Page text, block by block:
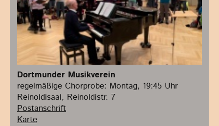
Dortmunder Musikverein
regelmäßige Chorprobe: Montag, 19:45 Uhr
Reinoldisaal, Reinoldistr. 7
Postanschrift
Karte